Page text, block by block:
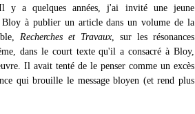
y a quelques années, j'ai invité une jeune
Bloy à publier un article dans un volume de la
Recherches et Travaux , sur les résonances
dans le court texte qu'il a consacré à Bloy,
Il avait tenté de le penser comme un excès
qui brouille le message bloyen (et rend plus